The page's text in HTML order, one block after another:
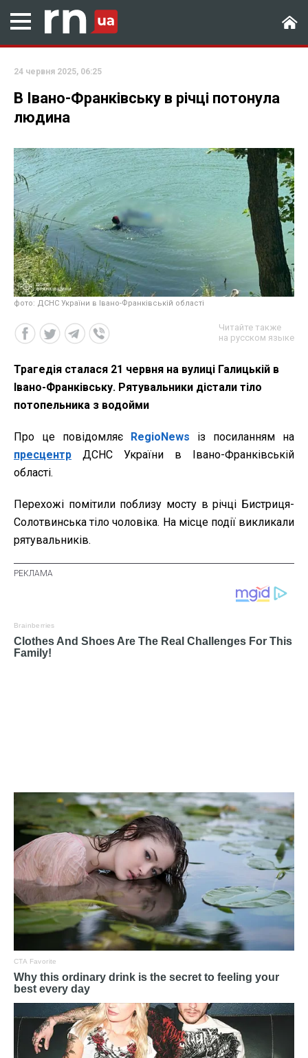
24 червня 2025, 06:25
В Івано-Франківську в річці потонула
людина
фото: ДСНС України в Івано-Франківській області
Читайте также
на русском языке
Трагедія сталася 21 червня на вулиці Галицькій в
Івано-Франківську. Рятувальники дістали тіло
потопельника з водойми
Про це повідомляє RegioNews із посиланням на
пресцентр ДСНС України в Івано-Франківській
області.
Перехожі помітили поблизу мосту в річці Бистриця-
Солотвинська тіло чоловіка. На місце події викликали
рятувальників.